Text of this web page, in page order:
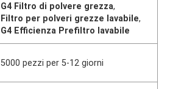
G4 Filtro di polvere grezza,
Filtro per polveri grezze lavabile,
G4 Efficienza Prefiltro lavabile
5000 pezzi per 5-12 giorni